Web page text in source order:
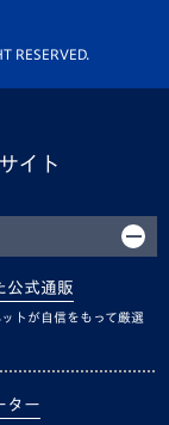
RESERVED.
イト
公式通販
トが自信をもって厳選
ター